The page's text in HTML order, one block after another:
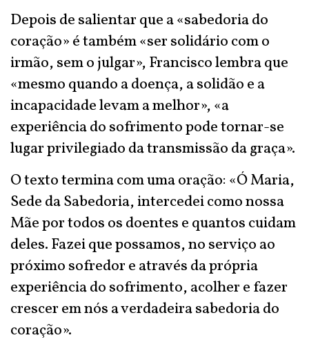
Depois de salientar que a «sabedoria do
coração» é também «ser solidário com o
irmão, sem o julgar», Francisco lembra que
«mesmo quando a doença, a solidão e a
incapacidade levam a melhor», «a
experiência do sofrimento pode tornar-se
lugar privilegiado da transmissão da graça».
O texto termina com uma oração: «Ó Maria,
Sede da Sabedoria, intercedei como nossa
Mãe por todos os doentes e quantos cuidam
deles. Fazei que possamos, no serviço ao
próximo sofredor e através da própria
experiência do sofrimento, acolher e fazer
crescer em nós a verdadeira sabedoria do
coração».